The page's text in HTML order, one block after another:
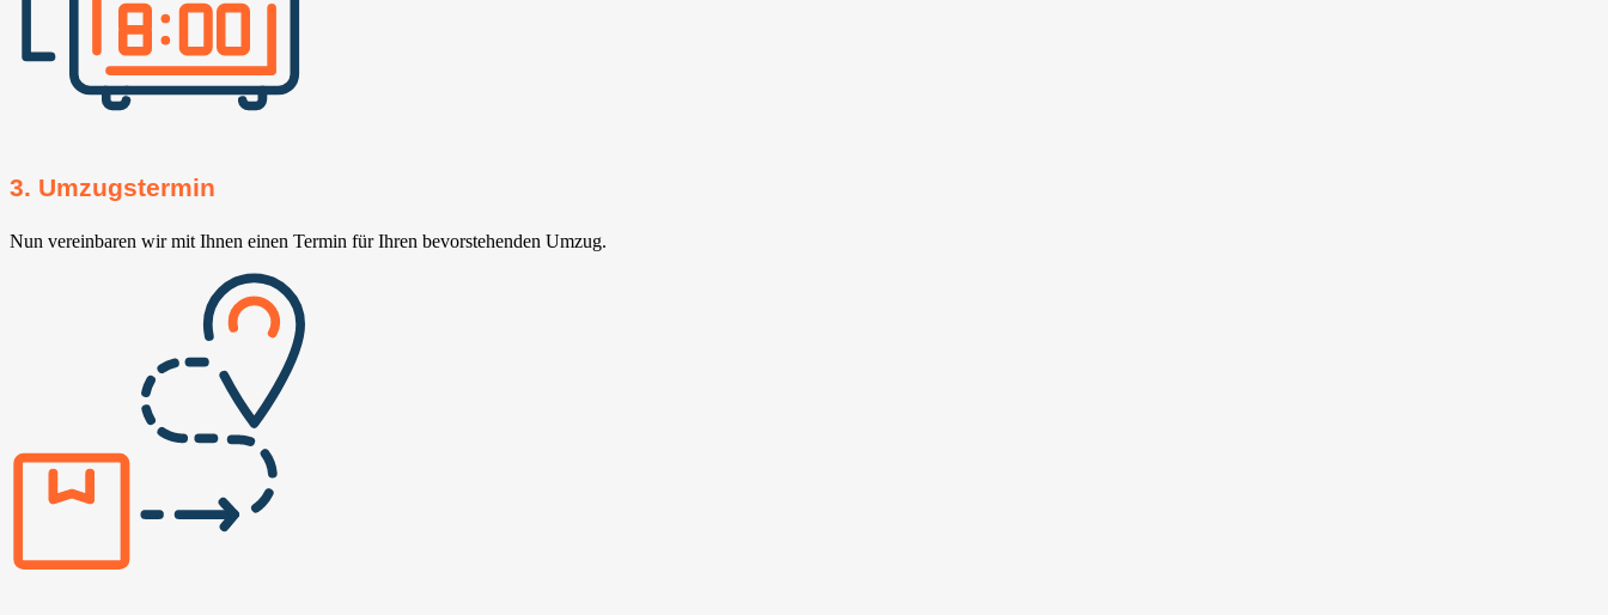
3. Umzugstermin
Nun vereinbaren wir mit Ihnen einen Termin für Ihren bevorstehenden Umzug.